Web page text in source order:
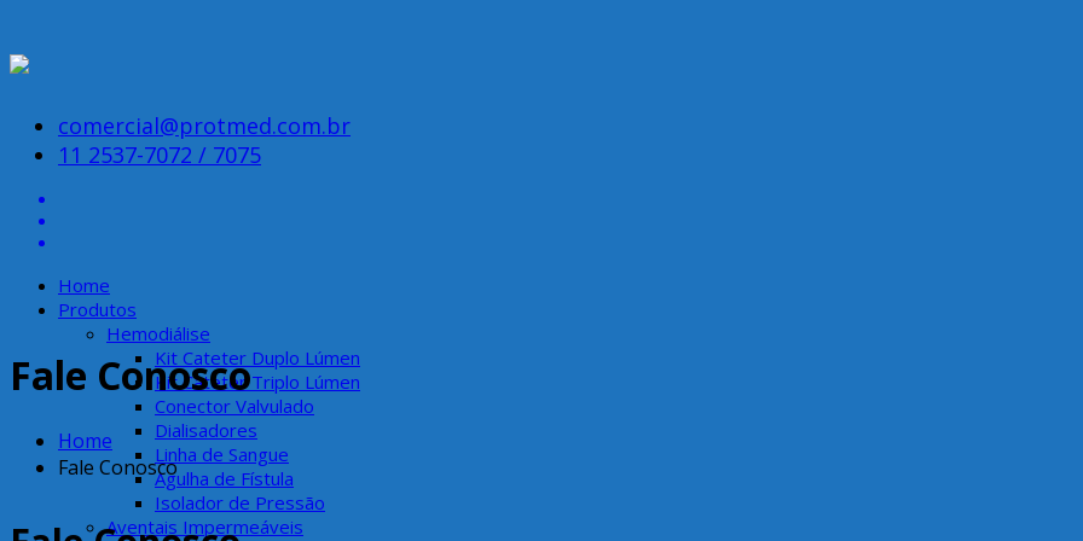
comercial@protmed.com.br
11 2537-7072 / 7075
Home
Produtos
Hemodiálise
Kit Cateter Duplo Lúmen
Kit Cateter Triplo Lúmen
Conector Valvulado
Dialisadores
Linha de Sangue
Agulha de Fístula
Isolador de Pressão
Aventais Impermeáveis
Fale Conosco
Home
Fale Conosco